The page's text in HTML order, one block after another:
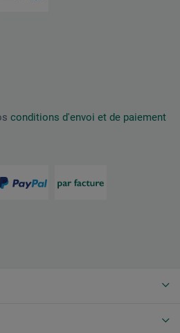
conditions d'envoi et de paiement